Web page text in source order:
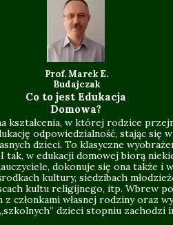
Prof. Marek E.
Budajczak
Co to jest Edukacja
Domowa?
kształcenia, w której rodzice
odpowiedzialność, stając się
dzieci. To klasyczne
w edukacji domowej biorą
dokonuje się ona także i
kultury, siedzibach
kultu religijnego, itp. Wbrew
członkami własnej rodziny oraz
dzieci stopniu zachodzi